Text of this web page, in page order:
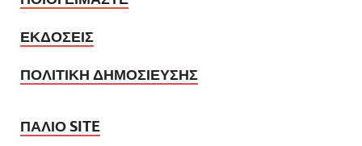
ΕΚΔΟΣΕΙΣ
ΠΟΛΙΤΙΚΗ ΔΗΜΟΣΙΕΥΣΗΣ
ΠΑΛΙΟ SITE